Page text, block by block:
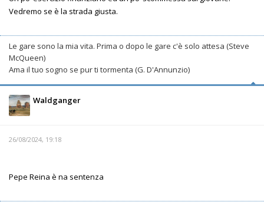
Vedremo se è la strada giusta.
Le gare sono la mia vita. Prima o dopo le gare c'è solo attesa (Steve
McQueen)
Ama il tuo sogno se pur ti tormenta (G. D'Annunzio)
Waldganger
26/08/2024, 19:18
Pepe Reina è na sentenza